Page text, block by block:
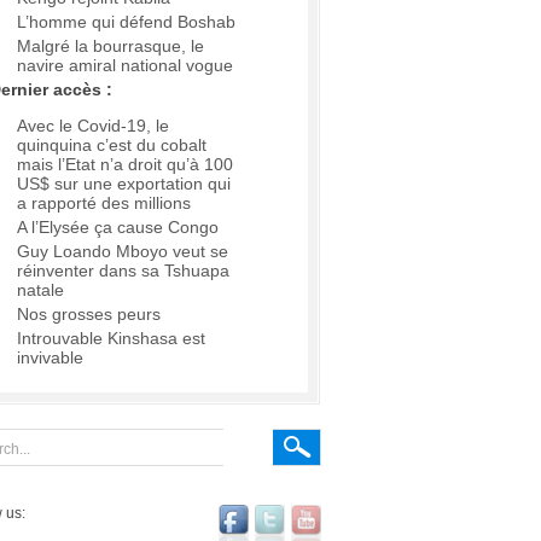
L’homme qui défend Boshab
Malgré la bourrasque, le
navire amiral national vogue
accès :
Avec le Covid-19, le
quinquina c’est du cobalt
mais l’Etat n’a droit qu’à 100
US$ sur une exportation qui
a rapporté des millions
A l’Elysée ça cause Congo
Guy Loando Mboyo veut se
réinventer dans sa Tshuapa
natale
Nos grosses peurs
Introuvable Kinshasa est
invivable
us: